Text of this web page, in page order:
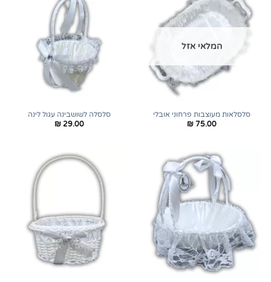
המלאי אזל
סלסלאות מעוצבות פרחוני אובלי
₪ 75.00
סלסלה לשושבינה עגול לינה
₪ 29.00